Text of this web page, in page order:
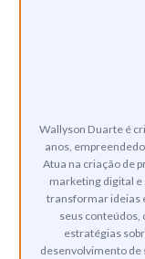
Wallyson Duarte é
anos,
Atua na criação de
marketing digital e
transformar ideias
seus conteúdos,
estratégias
desenvolvimento de